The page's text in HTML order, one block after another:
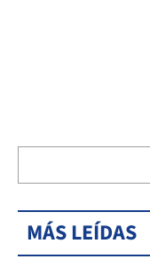
MÁS LEÍDAS